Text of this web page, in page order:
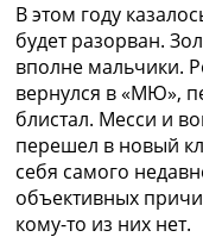
В этом году
будет разорван.
вполне мальчики.
вернулся в «МЮ»,
блистал. Месси и
перешел в новый
себя самого
объективных
кому-то из них нет.